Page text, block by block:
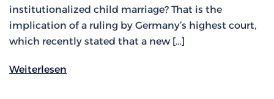
institutionalized child marriage? That is the
implication of a ruling by Germany’s highest court,
which recently stated that a new […]
Weiterlesen